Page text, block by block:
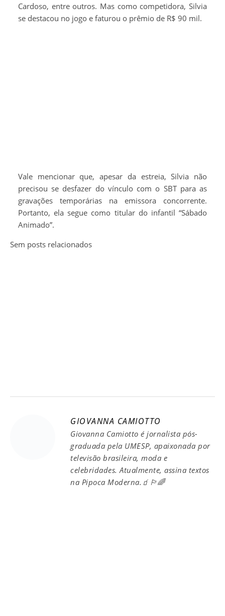
Cardoso, entre outros. Mas como competidora, Silvia
se destacou no jogo e faturou o prêmio de R$ 90 mil.
Vale mencionar que, apesar da estreia, Silvia não
precisou se desfazer do vínculo com o SBT para as
gravações temporárias na emissora concorrente.
Portanto, ela segue como titular do infantil “Sábado
Animado”.
Sem posts relacionados
GIOVANNA CAMIOTTO
Giovanna Camiotto é jornalista pós-
graduada pela UMESP, apaixonada por
televisão brasileira, moda e
celebridades. Atualmente, assina textos
na Pipoca Moderna.🧃🏳️‍🌈